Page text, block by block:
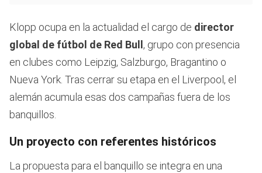
Klopp ocupa en la actualidad el cargo de director
global de fútbol de Red Bull , grupo con presencia
en clubes como Leipzig, Salzburgo, Bragantino o
Nueva York. Tras cerrar su etapa en el Liverpool, el
alemán acumula esas dos campañas fuera de los
banquillos.
Un proyecto con referentes históricos
La propuesta para el banquillo se integra en una